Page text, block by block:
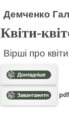
Демченко
Квіти-
Вірші про